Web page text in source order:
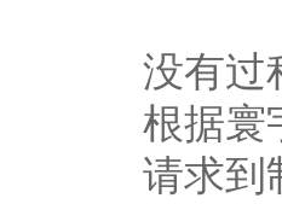
没有过
根据寰
请求到